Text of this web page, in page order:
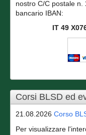
nostro C/C postale n.
bancario IBAN:
IT 49
Corsi BLSD ed
21.08.2026 Corso
Per visualizzare